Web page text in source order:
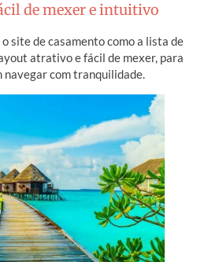
de mexer e intuitivo
site de casamento como a lista de
atrativo e fácil de mexer, para
navegar com tranquilidade.